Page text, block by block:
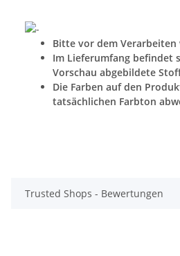
Bitte vor dem Verarbeiten
Im Lieferumfang befindet
Vorschau abgebildete
Die Farben auf den
tatsächlichen Farbton
Trusted Shops - Bewertungen